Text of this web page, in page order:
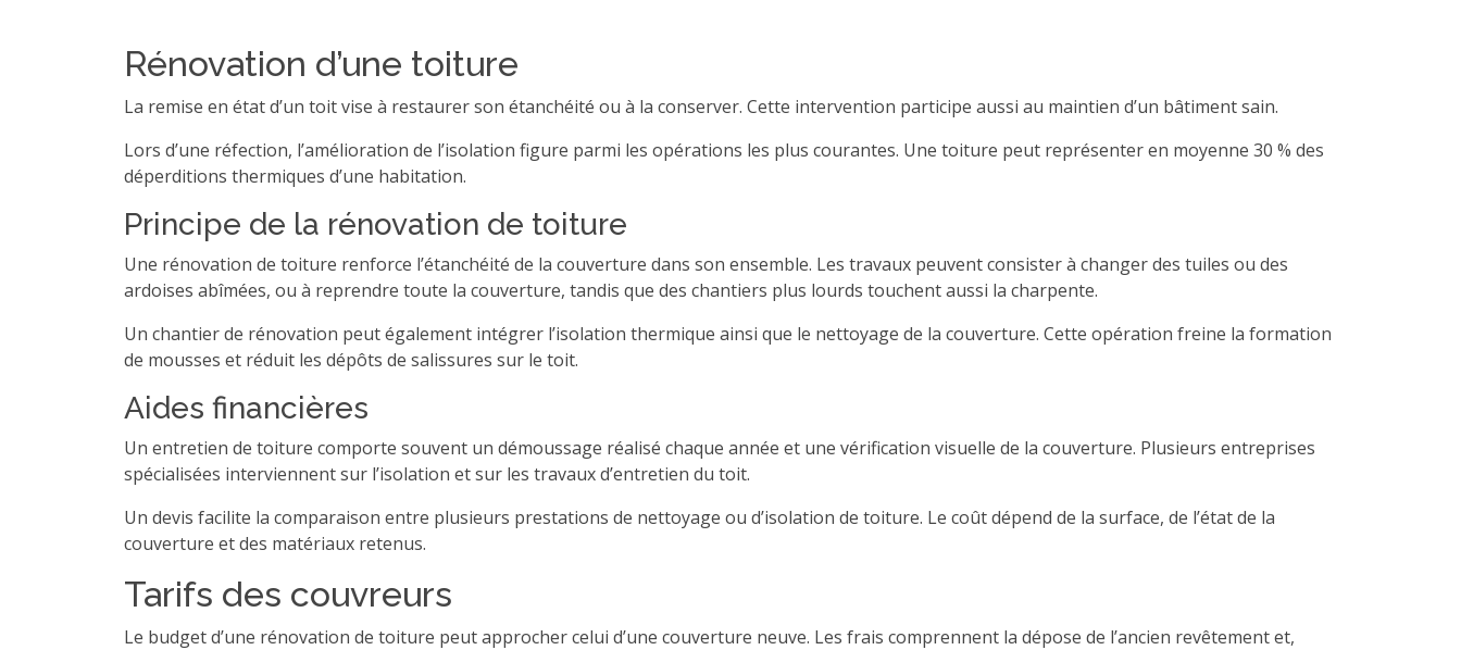
Rénovation d’une toiture
La remise en état d’un toit vise à restaurer son étanchéité ou à la conserver. Cette intervention participe aussi au maintien d’un bâtiment sain.
Lors d’une réfection, l’amélioration de l’isolation figure parmi les opérations les plus courantes. Une toiture peut représenter en moyenne 30 % des
déperditions thermiques d’une habitation.
Principe de la rénovation de toiture
Une rénovation de toiture renforce l’étanchéité de la couverture dans son ensemble. Les travaux peuvent consister à changer des tuiles ou des
ardoises abîmées, ou à reprendre toute la couverture, tandis que des chantiers plus lourds touchent aussi la charpente.
Un chantier de rénovation peut également intégrer l’isolation thermique ainsi que le nettoyage de la couverture. Cette opération freine la formation
de mousses et réduit les dépôts de salissures sur le toit.
Aides financières
Un entretien de toiture comporte souvent un démoussage réalisé chaque année et une vérification visuelle de la couverture. Plusieurs entreprises
spécialisées interviennent sur l’isolation et sur les travaux d’entretien du toit.
Un devis facilite la comparaison entre plusieurs prestations de nettoyage ou d’isolation de toiture. Le coût dépend de la surface, de l’état de la
couverture et des matériaux retenus.
Tarifs des couvreurs
Le budget d’une rénovation de toiture peut approcher celui d’une couverture neuve. Les frais comprennent la dépose de l’ancien revêtement et,